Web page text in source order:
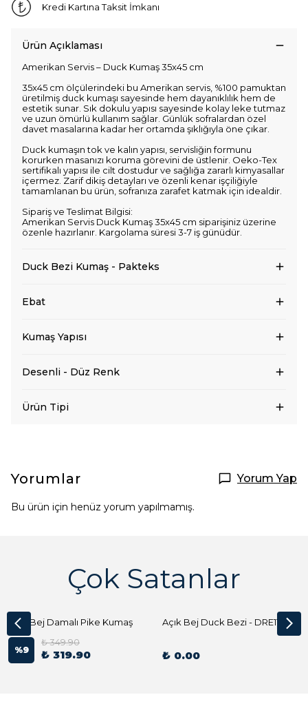
Kredi Kartına Taksit İmkanı
Ürün Açıklaması
Amerikan Servis – Duck Kumaş 35x45 cm
35x45 cm ölçülerindeki bu Amerikan servis, %100 pamuktan
üretilmiş duck kumaşı sayesinde hem dayanıklılık hem de
estetik sunar. Sık dokulu yapısı sayesinde kolay leke tutmaz
ve uzun ömürlü kullanım sağlar. Günlük sofralardan özel
davet masalarına kadar her ortamda şıklığıyla öne çıkar.
Duck kumaşın tok ve kalın yapısı, servisliğin formunu
korurken masanızı koruma görevini de üstlenir. Oeko-Tex
sertifikalı yapısı ile cilt dostudur ve sağlığa zararlı kimyasallar
içermez. Zarif dikiş detayları ve özenli kenar işçiliğiyle
tamamlanan bu ürün, sofranıza zarafet katmak için idealdir.
Sipariş ve Teslimat Bilgisi:
Amerikan Servis Duck Kumaş 35x45 cm siparişiniz üzerine
özenle hazırlanır. Kargolama süresi 3-7 iş günüdür.
Duck Bezi Kumaş - Pakteks
Ebat
Kumaş Yapısı
Desenli - Düz Renk
Ürün Tipi
Yorumlar Yorum Yap
Bu ürün için henüz yorum yapılmamış.
Çok Satanlar
Açık Bej Damalı Pike Kumaş
%9
₺ 349.90
₺ 319.90
Açık Bej Duck Bezi - DRE1144 Kumaş Peçete
₺ 0.00